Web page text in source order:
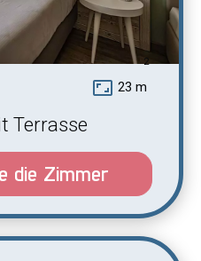
aspect_ratio 23 m
2
Terrasse
die Zimmer